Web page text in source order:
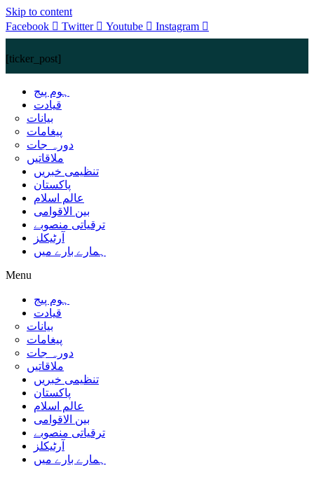
Skip to content
Facebook
Twitter Youtube Instagram
[ticker_post]
ہوم پیج
قیادت
بیانات
پیغامات
دورہ جات
ملاقاتیں
تنظیمی خبریں
پاکستان
عالم اسلام
بین الاقوامی
ترقیاتی منصوبے
آرٹیکلز
ہمارے بارے میں
Menu
ہوم پیج
قیادت
بیانات
پیغامات
دورہ جات
ملاقاتیں
تنظیمی خبریں
پاکستان
عالم اسلام
بین الاقوامی
ترقیاتی منصوبے
آرٹیکلز
ہمارے بارے میں